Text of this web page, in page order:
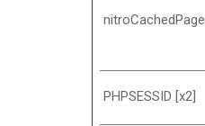
nitroCachedPage
PHPSESSID [x2]